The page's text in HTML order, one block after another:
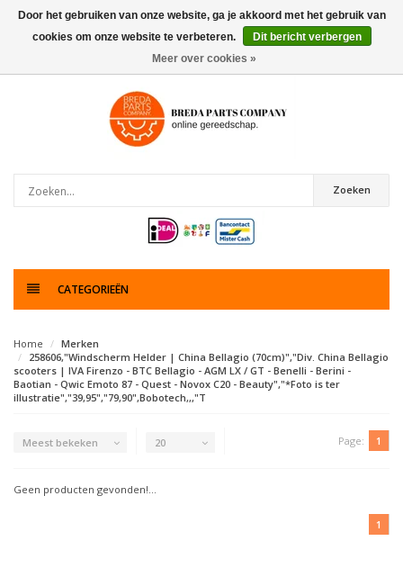
0artikelen
Zoeken
CATEGORIEËN
Home
Merken
258606,"Windscherm Helder | China Bellagio (70cm)","Div. China Bellagio
scooters | IVA Firenzo - BTC Bellagio - AGM LX / GT - Benelli - Berini -
Baotian - Qwic Emoto 87 - Quest - Novox C20 - Beauty","*Foto is ter
illustratie","39,95","79,90",Bobotech,,,"T
Meest bekeken 20 Page: 1
Geen producten gevonden!...
1
Door het gebruiken van onze website, ga je akkoord met het gebruik van
cookies om onze website te verbeteren.
Dit bericht verbergen
Meer over cookies »